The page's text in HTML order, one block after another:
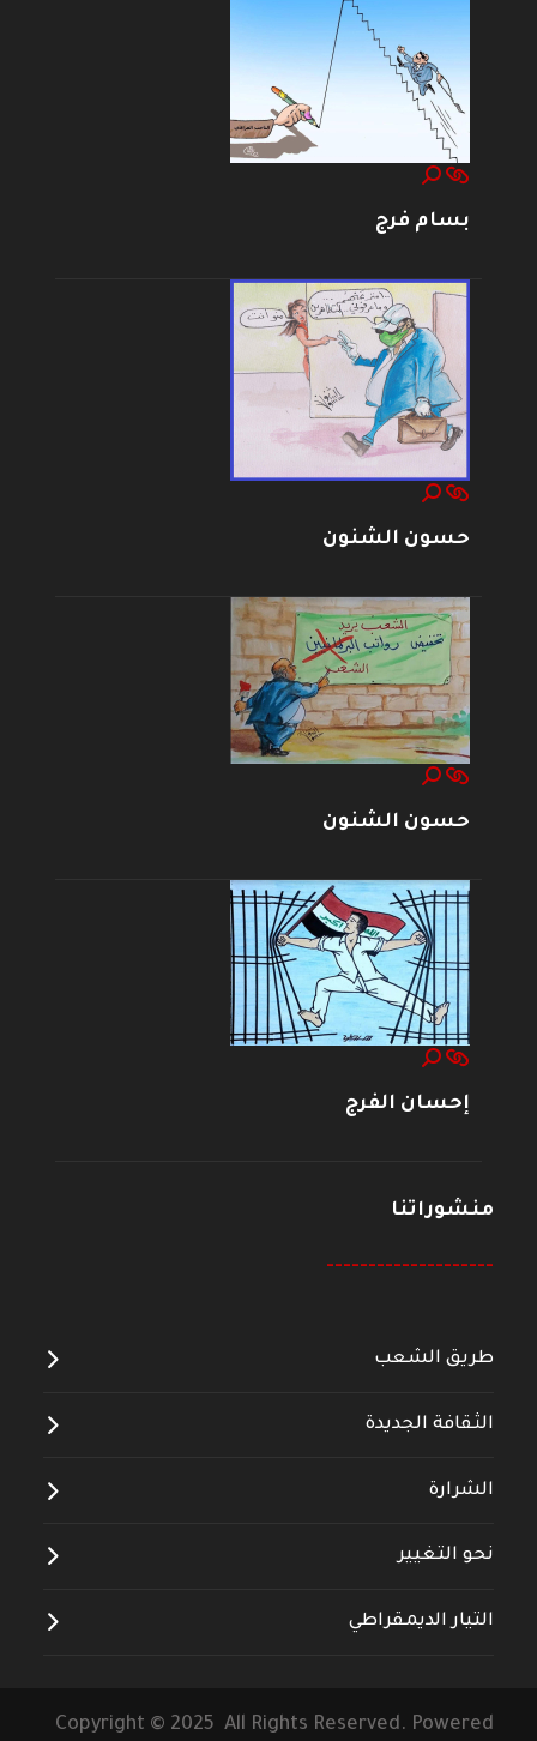
بسام فرج
حسون الشنون
حسون الشنون
إحسان الفرج
منشوراتنا
--------------------
طريق الشعب
الثقافة الجديدة
الشرارة
نحو التغيير
التيار الديمقراطي
Copyright © 2025 All Rights Reserved. Powered